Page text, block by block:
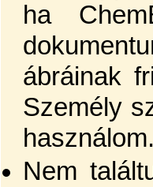
ha
ábráinak
Személy
használom.
Nem